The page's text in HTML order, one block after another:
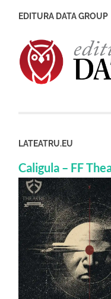
EDITURA DATA GROUP
LATEATRU.EU
Caligula – FF